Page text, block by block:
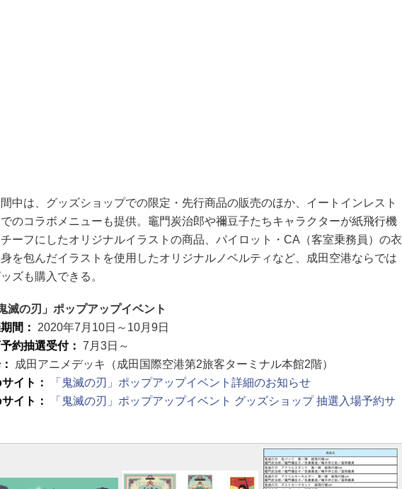
中は、グッズショップでの限定・先行商品の販売のほか、イートインレスト
のコラボメニューも提供。竈門炭治郎や禰豆子たちキャラクターが紙飛行機
ーフにしたオリジナルイラストの商品、パイロット・CA（客室乗務員）の衣
を包んだイラストを使用したオリジナルノベルティなど、成田空港ならでは
ズも購入できる。
滅の刃」ポップアップイベント
間： 2020年7月10日～10月9日
約抽選受付： 7月3日～
成田アニメデッキ（成田国際空港第2旅客ターミナル本館2階）
イト：
「鬼滅の刃」ポップアップイベント詳細のお知らせ
イト：
「鬼滅の刃」ポップアップイベント グッズショップ 抽選入場予約サ